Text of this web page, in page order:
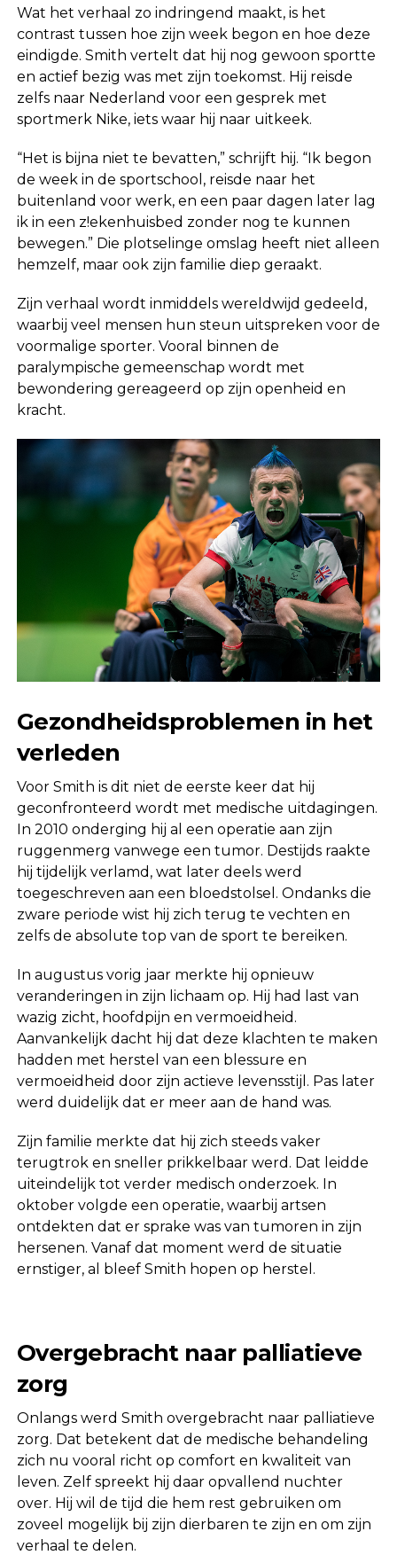
Wat het verhaal zo indringend maakt, is het
contrast tussen hoe zijn week begon en hoe deze
eindigde. Smith vertelt dat hij nog gewoon sportte
en actief bezig was met zijn toekomst. Hij reisde
zelfs naar Nederland voor een gesprek met
sportmerk Nike, iets waar hij naar uitkeek.
“Het is bijna niet te bevatten,” schrijft hij. “Ik begon
de week in de sportschool, reisde naar het
buitenland voor werk, en een paar dagen later lag
ik in een z!ekenhuisbed zonder nog te kunnen
bewegen.” Die plotselinge omslag heeft niet alleen
hemzelf, maar ook zijn familie diep geraakt.
Zijn verhaal wordt inmiddels wereldwijd gedeeld,
waarbij veel mensen hun steun uitspreken voor de
voormalige sporter. Vooral binnen de
paralympische gemeenschap wordt met
bewondering gereageerd op zijn openheid en
kracht.
Gezondheidsproblemen in het
verleden
Voor Smith is dit niet de eerste keer dat hij
geconfronteerd wordt met medische uitdagingen.
In 2010 onderging hij al een operatie aan zijn
ruggenmerg vanwege een tumor. Destijds raakte
hij tijdelijk verlamd, wat later deels werd
toegeschreven aan een bloedstolsel. Ondanks die
zware periode wist hij zich terug te vechten en
zelfs de absolute top van de sport te bereiken.
In augustus vorig jaar merkte hij opnieuw
veranderingen in zijn lichaam op. Hij had last van
wazig zicht, hoofdpijn en vermoeidheid.
Aanvankelijk dacht hij dat deze klachten te maken
hadden met herstel van een blessure en
vermoeidheid door zijn actieve levensstijl. Pas later
werd duidelijk dat er meer aan de hand was.
Zijn familie merkte dat hij zich steeds vaker
terugtrok en sneller prikkelbaar werd. Dat leidde
uiteindelijk tot verder medisch onderzoek. In
oktober volgde een operatie, waarbij artsen
ontdekten dat er sprake was van tumoren in zijn
hersenen. Vanaf dat moment werd de situatie
ernstiger, al bleef Smith hopen op herstel.
Overgebracht naar palliatieve
zorg
Onlangs werd Smith overgebracht naar palliatieve
zorg. Dat betekent dat de medische behandeling
zich nu vooral richt op comfort en kwaliteit van
leven. Zelf spreekt hij daar opvallend nuchter
over. Hij wil de tijd die hem rest gebruiken om
zoveel mogelijk bij zijn dierbaren te zijn en om zijn
verhaal te delen.